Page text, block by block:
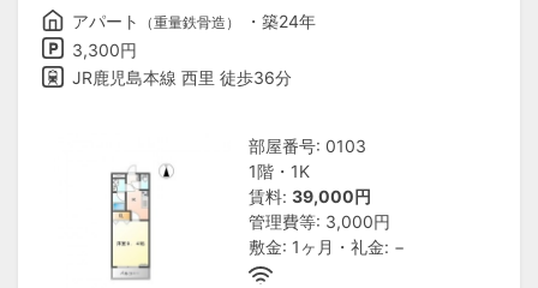
アパート （重量鉄骨造）
・築24年
3,300円
JR鹿児島本線 西里 徒歩36分
部屋番号: 0103
1階・1K
賃料: 39,000円
管理費等: 3,000円
敷金: 1ヶ月・礼金: −